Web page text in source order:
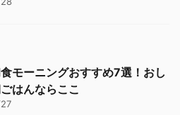
モーニングおすすめ7選！おし
はんならここ